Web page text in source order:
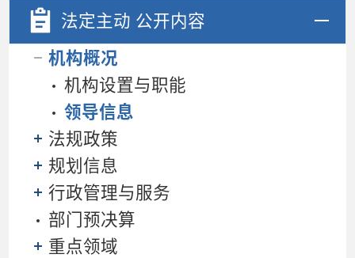
法定主动 公开内容
机构概况
机构设置与职能
领导信息
法规政策
规划信息
行政管理与服务
部门预决算
重点领域